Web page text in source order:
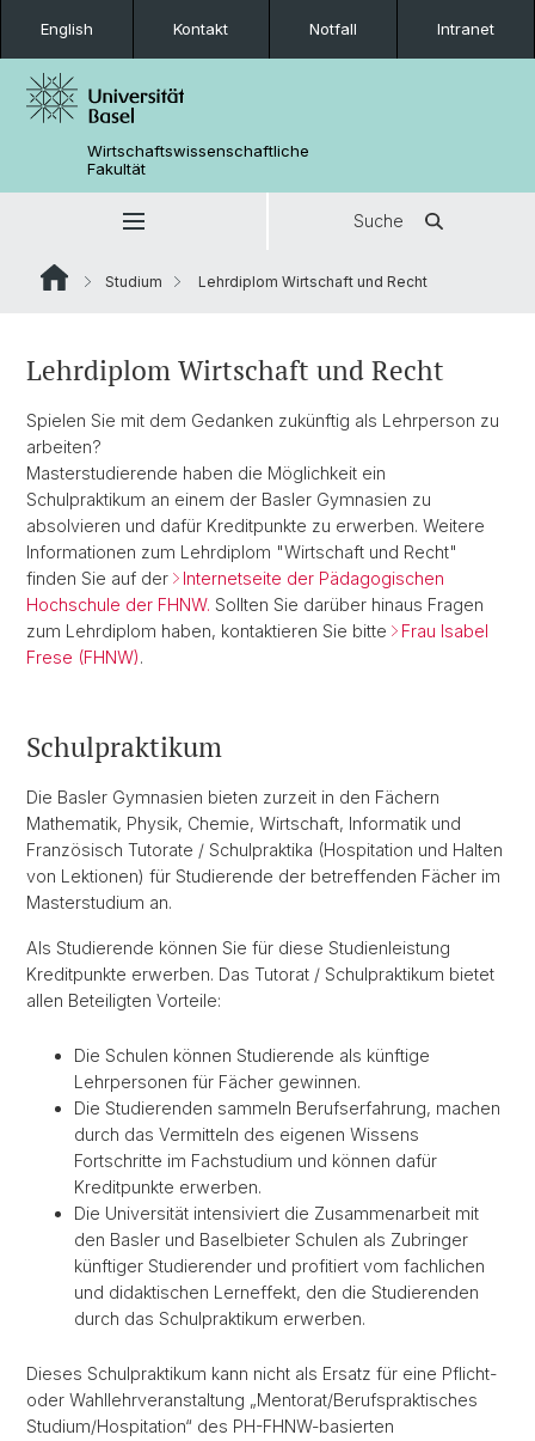
English Kontakt Notfall Intranet
Wirtschaftswissenschaftliche
Fakultät
Suche
Studium Lehrdiplom Wirtschaft und Recht
Lehrdiplom Wirtschaft und Recht
Spielen Sie mit dem Gedanken zukünftig als Lehrperson zu
arbeiten?
Masterstudierende haben die Möglichkeit ein
Schulpraktikum an einem der Basler Gymnasien zu
absolvieren und dafür Kreditpunkte zu erwerben. Weitere
Informationen zum Lehrdiplom "Wirtschaft und Recht"
finden Sie auf der
Internetseite der Pädagogischen
Hochschule der FHNW. Sollten Sie darüber hinaus Fragen
zum Lehrdiplom haben, kontaktieren Sie bitte
Frau Isabel
Frese (FHNW).
Schulpraktikum
Die Basler Gymnasien bieten zurzeit in den Fächern
Mathematik, Physik, Chemie, Wirtschaft, Informatik und
Französisch Tutorate / Schulpraktika (Hospitation und Halten
von Lektionen) für Studierende der betreffenden Fächer im
Masterstudium an.
Als Studierende können Sie für diese Studienleistung
Kreditpunkte erwerben. Das Tutorat / Schulpraktikum bietet
allen Beteiligten Vorteile:
Die Schulen können Studierende als künftige
Lehrpersonen für Fächer gewinnen.
Die Studierenden sammeln Berufserfahrung, machen
durch das Vermitteln des eigenen Wissens
Fortschritte im Fachstudium und können dafür
Kreditpunkte erwerben.
Die Universität intensiviert die Zusammenarbeit mit
den Basler und Baselbieter Schulen als Zubringer
künftiger Studierender und profitiert vom fachlichen
und didaktischen Lerneffekt, den die Studierenden
durch das Schulpraktikum erwerben.
Dieses Schulpraktikum kann nicht als Ersatz für eine Pflicht-
oder Wahllehrveranstaltung „Mentorat/Berufspraktisches
Studium/Hospitation“ des PH-FHNW-basierten